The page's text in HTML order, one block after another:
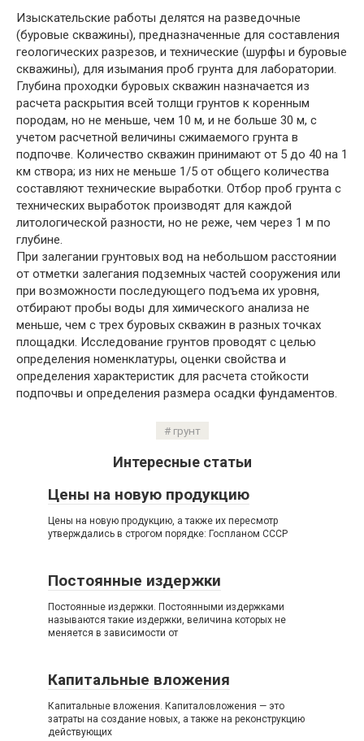
Изыскательские работы делятся на разведочные
(буровые скважины), предназначенные для составления
геологических разрезов, и технические (шурфы и буровые
скважины), для изымания проб грунта для лаборатории.
Глубина проходки буровых скважин назначается из
расчета раскрытия всей толщи грунтов к коренным
породам, но не меньше, чем 10 м, и не больше 30 м, с
учетом расчетной величины сжимаемого грунта в
подпочве. Количество скважин принимают от 5 до 40 на 1
км створа; из них не меньше 1/5 от общего количества
составляют технические выработки. Отбор проб грунта с
технических выработок производят для каждой
литологической разности, но не реже, чем через 1 м по
глубине.
При залегании грунтовых вод на небольшом расстоянии
от отметки залегания подземных частей сооружения или
при возможности последующего подъема их уровня,
отбирают пробы воды для химического анализа не
меньше, чем с трех буровых скважин в разных точках
площадки. Исследование грунтов проводят с целью
определения номенклатуры, оценки свойства и
определения характеристик для расчета стойкости
подпочвы и определения размера осадки фундаментов.
грунт
Интересные статьи
Цены на новую продукцию
Цены на новую продукцию, а также их пересмотр
утверждались в строгом порядке: Госпланом СССР
Постоянные издержки
Постоянные издержки. Постоянными издержками
называются такие издержки, величина которых не
меняется в зависимости от
Капитальные вложения
Капитальные вложения. Капиталовложения — это
затраты на создание новых, а также на реконструкцию
действующих